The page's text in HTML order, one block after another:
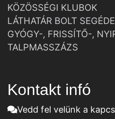
KÖZÖSSÉGI KLUBOK
LÁTHATÁR BOLT
GYÓGY-, FRISSÍTŐ-,
TALPMASSZÁZS
Kontakt infó
Vedd fel velünk a